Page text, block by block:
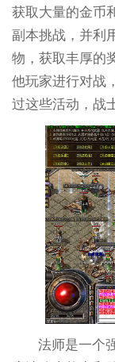
获取大量的金币
副本挑战，并利
物，获取丰厚的
他玩家进行对战
过这些活动，战
法师是一个